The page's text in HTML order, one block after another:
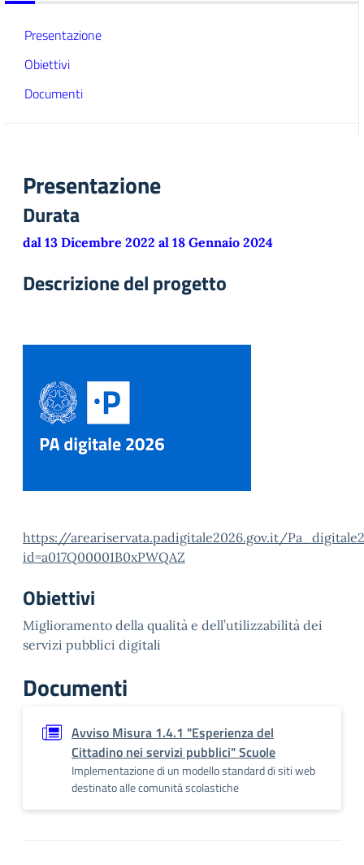
Presentazione
Obiettivi
Documenti
Presentazione
Durata
dal 13 Dicembre 2022 al 18 Gennaio 2024
Descrizione del progetto
https://areariservata.padigitale2026.gov.it/
id=a017Q00001B0xPWQAZ
Obiettivi
Miglioramento della qualità e dell’utilizzabilità dei
servizi pubblici digitali
Documenti
Avviso Misura 1.4.1 "Esperienza del
Cittadino nei servizi pubblici" Scuole
Implementazione di un modello standard di siti web
destinato alle comunità scolastiche